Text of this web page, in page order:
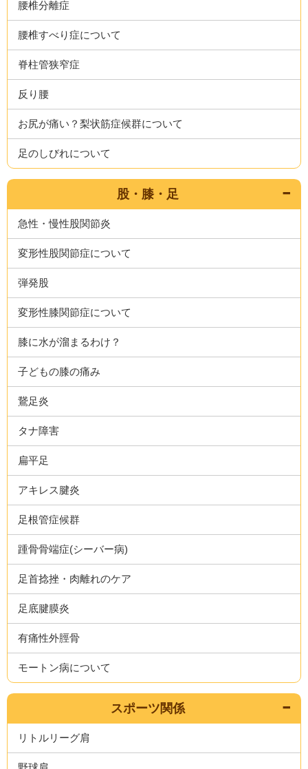
腰椎分離症
腰椎すべり症について
脊柱管狭窄症
反り腰
お尻が痛い？梨状筋症候群について
足のしびれについて
股・膝・足
急性・慢性股関節炎
変形性股関節症について
弾発股
変形性膝関節症について
膝に水が溜まるわけ？
子どもの膝の痛み
鵞足炎
タナ障害
扁平足
アキレス腱炎
足根管症候群
踵骨骨端症(シーバー病)
足首捻挫・肉離れのケア
足底腱膜炎
有痛性外脛骨
モートン病について
スポーツ関係
リトルリーグ肩